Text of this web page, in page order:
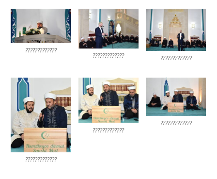
?????????????
????????????? ?????????????
?????????????
?????????????
?????????????